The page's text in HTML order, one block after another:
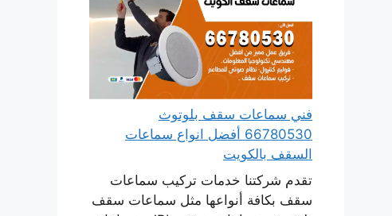
فني سماعات سقف بلوتوث
66780530 أفضل انواع سماعات
السقف بالكويت
تقدم شركتنا خدمات تركيب سماعات
سقف بكافة أنواعها مثل سماعات سقف